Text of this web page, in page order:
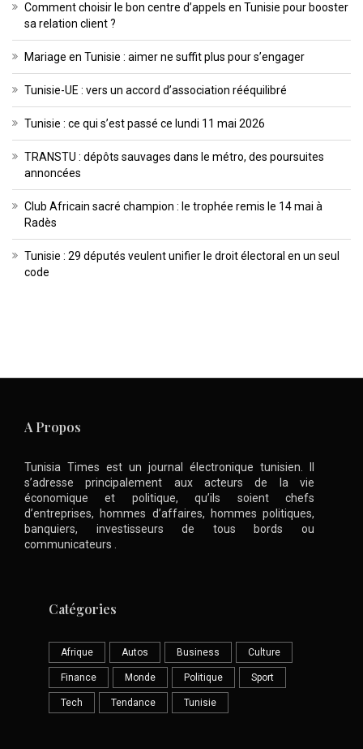
Comment choisir le bon centre d’appels en Tunisie pour booster
sa relation client ?
Mariage en Tunisie : aimer ne suffit plus pour s’engager
Tunisie-UE : vers un accord d’association rééquilibré
Tunisie : ce qui s’est passé ce lundi 11 mai 2026
TRANSTU : dépôts sauvages dans le métro, des poursuites
annoncées
Club Africain sacré champion : le trophée remis le 14 mai à
Radès
Tunisie : 29 députés veulent unifier le droit électoral en un seul
code
A Propos
Tunisia Times est un journal électronique tunisien. Il
s’adresse principalement aux acteurs de la vie
économique et politique, qu’ils soient chefs
d’entreprises, hommes d’affaires, hommes politiques,
banquiers, investisseurs de tous bords ou
communicateurs .
Catégories
Afrique Autos Business Culture
Finance Monde Politique Sport
Tech Tendance Tunisie